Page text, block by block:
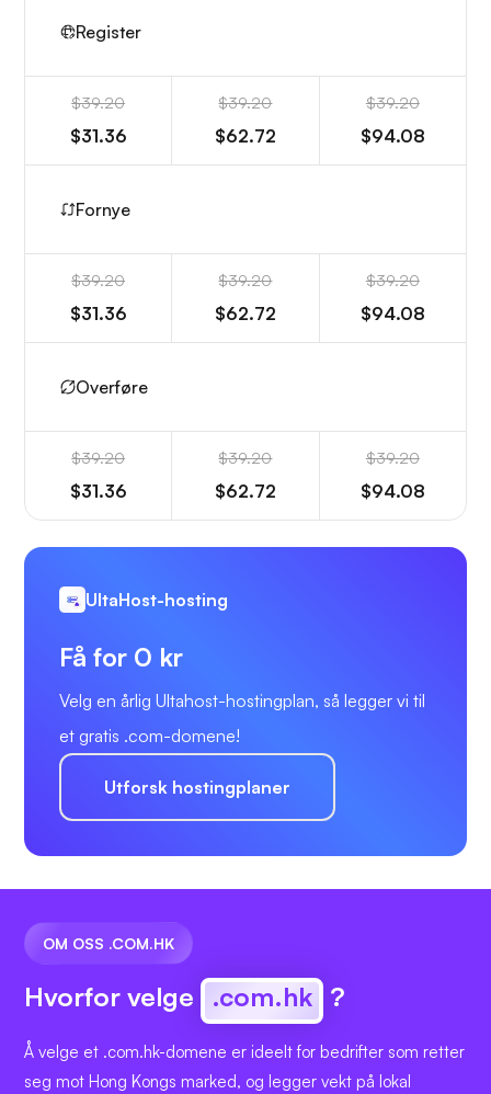
Register
$39.20
$31.36
$39.20
$62.72
$39.20
$94.08
Fornye
$39.20
$31.36
$39.20
$62.72
$39.20
$94.08
Overføre
$39.20
$31.36
$39.20
$62.72
$39.20
$94.08
UltaHost-hosting
Få for 0 kr
Velg en årlig Ultahost-hostingplan, så legger vi til
et gratis .com-domene!
Utforsk hostingplaner
OM OSS .COM.HK
Hvorfor velge .com.hk ?
Å velge et .com.hk-domene er ideelt for bedrifter som retter
seg mot Hong Kongs marked, og legger vekt på lokal